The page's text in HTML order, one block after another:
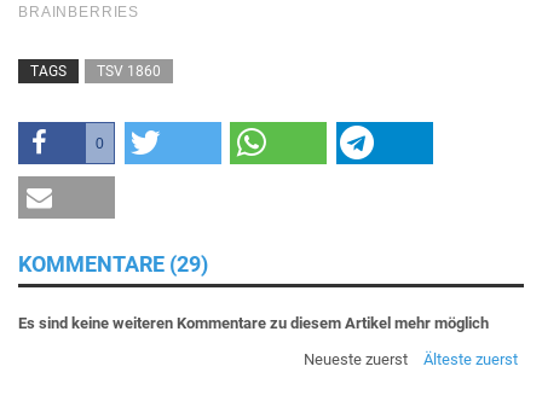
TAGS TSV 1860
0
KOMMENTARE (29)
Es sind keine weiteren Kommentare zu diesem Artikel mehr möglich
Neueste zuerst
Älteste zuerst